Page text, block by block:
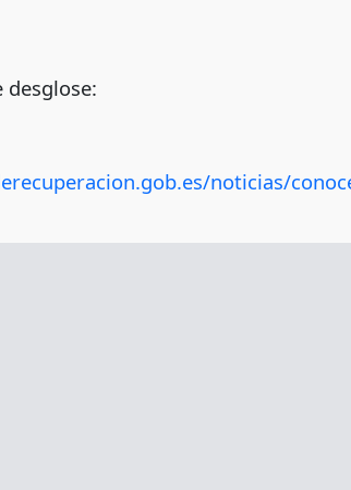
noticias/